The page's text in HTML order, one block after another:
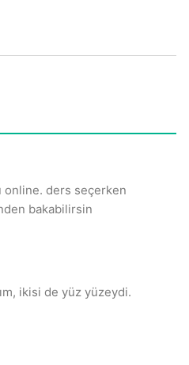
online. ders seçerken
bakabilirsin
ikisi de yüz yüzeydi.